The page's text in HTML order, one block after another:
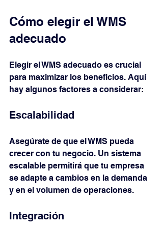
Cómo elegir el WMS
adecuado
Elegir el WMS adecuado es crucial
para maximizar los beneficios. Aquí
hay algunos factores a considerar:
Escalabilidad
Asegúrate de que el WMS pueda
crecer con tu negocio. Un sistema
escalable permitirá que tu empresa
se adapte a cambios en la demanda
y en el volumen de operaciones.
Integración